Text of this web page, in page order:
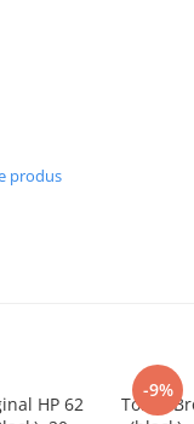
produs
HP 62
-9%
Toner